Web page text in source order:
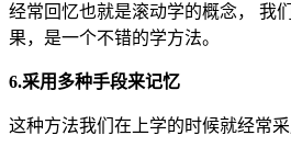
经常回忆也就是滚动学的概念， 我
果，是一个不错的学方法。
6.采用多种手段来记忆
这种方法我们在上学的时候就经常